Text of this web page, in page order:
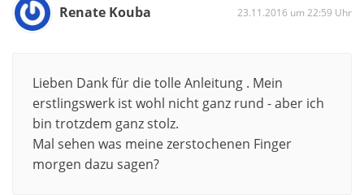
Renate Kouba 23.11.2016 um 22:59 Uhr
Lieben Dank für die tolle Anleitung . Mein
erstlingswerk ist wohl nicht ganz rund - aber ich
bin trotzdem ganz stolz.
Mal sehen was meine zerstochenen Finger
morgen dazu sagen?